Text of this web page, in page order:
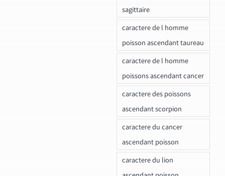
sagittaire
caractere de l homme
poisson ascendant taureau
caractere de l homme
poissons ascendant cancer
caractere des poissons
ascendant scorpion
caractere du cancer
ascendant poisson
caractere du lion